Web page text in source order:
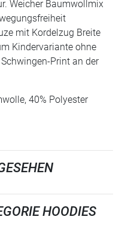
Weicher Baumwollmix
mit Kordelzug Breite
Kindervariante ohne
Print an der
40% Polyester
HOODIES